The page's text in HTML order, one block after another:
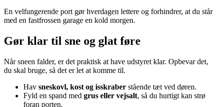
En velfungerende port gør hverdagen lettere og forhindrer, at du står
med en fastfrossen garage en kold morgen.
Gør klar til sne og glat føre
Når sneen falder, er det praktisk at have udstyret klar. Opbevar det,
du skal bruge, så det er let at komme til.
Hav sneskovl, kost og isskraber stående tæt ved døren.
Fyld en spand med grus eller vejsalt, så du hurtigt kan strø
foran porten.